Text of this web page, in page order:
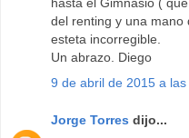
hasta el Gimnasio (
del renting y una mano
esteta incorregible.
Un abrazo. Diego
9 de abril de 2015 a las
Jorge Torres dijo...